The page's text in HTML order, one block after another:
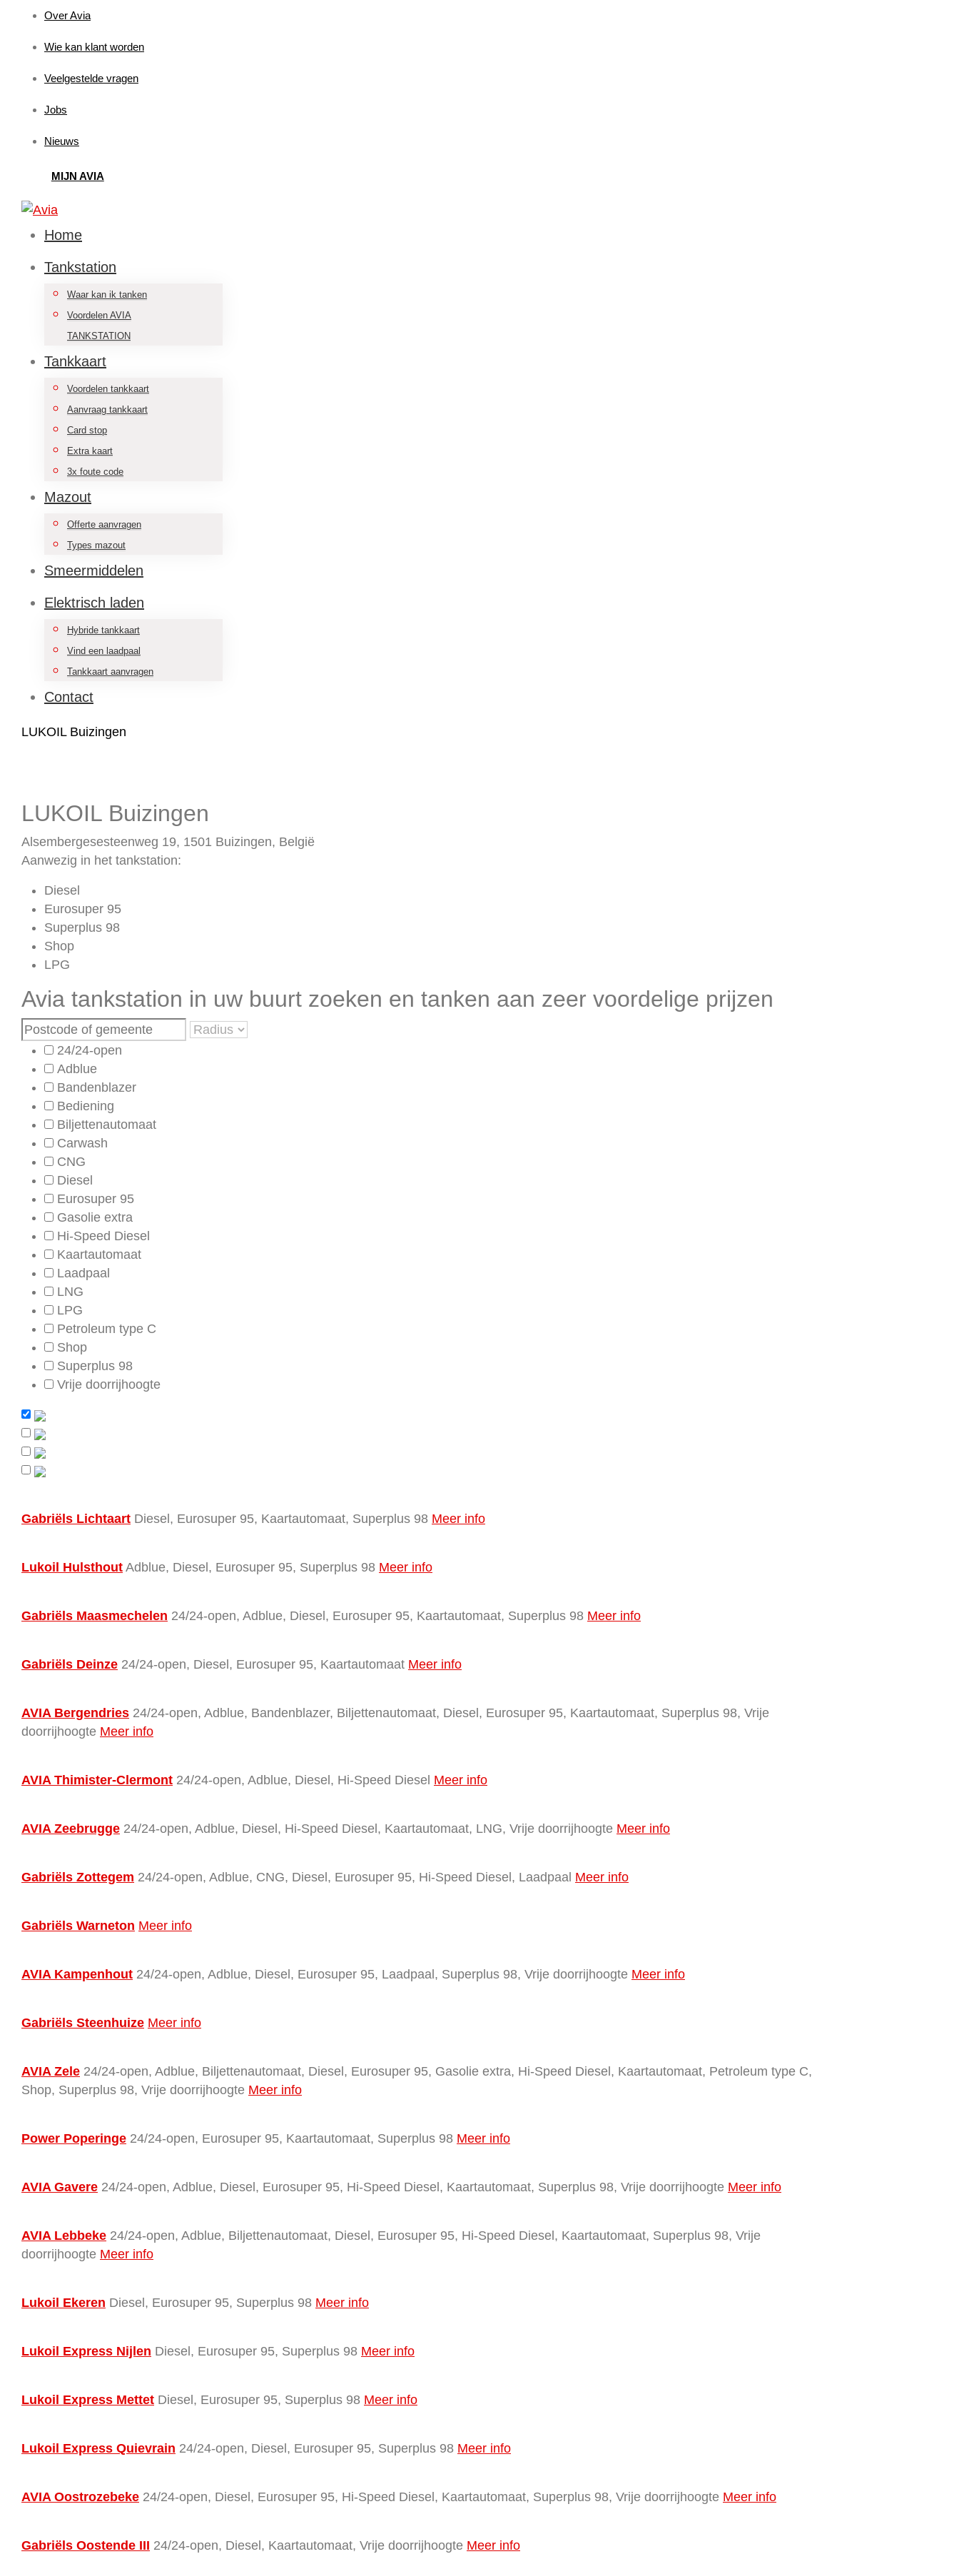
Over Avia
Wie kan klant worden
Veelgestelde vragen
Jobs
Nieuws
MIJN AVIA
Home
Tankstation
Waar kan ik tanken
Voordelen AVIA
TANKSTATION
Tankkaart
Voordelen tankkaart
Aanvraag tankkaart
Card stop
Extra kaart
3x foute code
Mazout
Offerte aanvragen
Types mazout
Smeermiddelen
Elektrisch laden
Hybride tankkaart
Vind een laadpaal
Tankkaart aanvragen
Contact
LUKOIL Buizingen
LUKOIL Buizingen
Alsembergesesteenweg 19, 1501 Buizingen, België
Aanwezig in het tankstation:
Diesel
Eurosuper 95
Superplus 98
Shop
LPG
Avia tankstation in uw buurt zoeken en tanken aan zeer voordelige prijzen
24/24-open
Adblue
Bandenblazer
Bediening
Biljettenautomaat
Carwash
CNG
Diesel
Eurosuper 95
Gasolie extra
Hi-Speed Diesel
Kaartautomaat
Laadpaal
LNG
LPG
Petroleum type C
Shop
Superplus 98
Vrije doorrijhoogte
Gabriëls Lichtaart Diesel, Eurosuper 95, Kaartautomaat, Superplus 98 Meer info
Lukoil Hulsthout Adblue, Diesel, Eurosuper 95, Superplus 98 Meer info
Gabriëls Maasmechelen 24/24-open, Adblue, Diesel, Eurosuper 95, Kaartautomaat, Superplus 98 Meer info
Gabriëls Deinze 24/24-open, Diesel, Eurosuper 95, Kaartautomaat Meer info
AVIA Bergendries 24/24-open, Adblue, Bandenblazer, Biljettenautomaat, Diesel, Eurosuper 95, Kaartautomaat, Superplus 98, Vrije
doorrijhoogte Meer info
AVIA Thimister-Clermont 24/24-open, Adblue, Diesel, Hi-Speed Diesel Meer info
AVIA Zeebrugge 24/24-open, Adblue, Diesel, Hi-Speed Diesel, Kaartautomaat, LNG, Vrije doorrijhoogte Meer info
Gabriëls Zottegem 24/24-open, Adblue, CNG, Diesel, Eurosuper 95, Hi-Speed Diesel, Laadpaal Meer info
Gabriëls Warneton Meer info
AVIA Kampenhout 24/24-open, Adblue, Diesel, Eurosuper 95, Laadpaal, Superplus 98, Vrije doorrijhoogte Meer info
Gabriëls Steenhuize Meer info
AVIA Zele 24/24-open, Adblue, Biljettenautomaat, Diesel, Eurosuper 95, Gasolie extra, Hi-Speed Diesel, Kaartautomaat, Petroleum type C,
Shop, Superplus 98, Vrije doorrijhoogte Meer info
Power Poperinge 24/24-open, Eurosuper 95, Kaartautomaat, Superplus 98 Meer info
AVIA Gavere 24/24-open, Adblue, Diesel, Eurosuper 95, Hi-Speed Diesel, Kaartautomaat, Superplus 98, Vrije doorrijhoogte Meer info
AVIA Lebbeke 24/24-open, Adblue, Biljettenautomaat, Diesel, Eurosuper 95, Hi-Speed Diesel, Kaartautomaat, Superplus 98, Vrije
doorrijhoogte Meer info
Lukoil Ekeren Diesel, Eurosuper 95, Superplus 98 Meer info
Lukoil Express Nijlen Diesel, Eurosuper 95, Superplus 98 Meer info
Lukoil Express Mettet Diesel, Eurosuper 95, Superplus 98 Meer info
Lukoil Express Quievrain 24/24-open, Diesel, Eurosuper 95, Superplus 98 Meer info
AVIA Oostrozebeke 24/24-open, Diesel, Eurosuper 95, Hi-Speed Diesel, Kaartautomaat, Superplus 98, Vrije doorrijhoogte Meer info
Gabriëls Oostende III 24/24-open, Diesel, Kaartautomaat, Vrije doorrijhoogte Meer info